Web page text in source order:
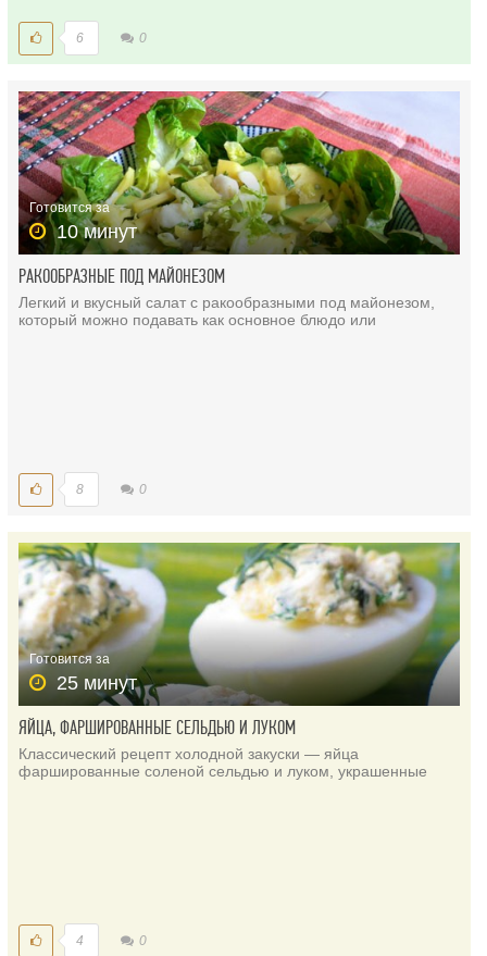
6 0
Готовится за
10 минут
РАКООБРАЗНЫЕ ПОД МАЙОНЕЗОМ
Легкий и вкусный салат с ракообразными под майонезом,
который можно подавать как основное блюдо или
8 0
Готовится за
25 минут
ЯЙЦА, ФАРШИРОВАННЫЕ СЕЛЬДЬЮ И ЛУКОМ
Классический рецепт холодной закуски — яйца
фаршированные соленой сельдью и луком, украшенные
4 0